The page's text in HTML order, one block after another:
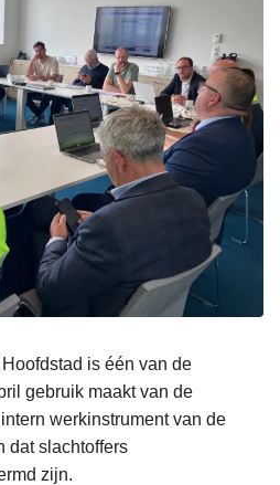
is één van de
gebruik maakt van de
werkinstrument van de
dat slachtoffers
zijn.